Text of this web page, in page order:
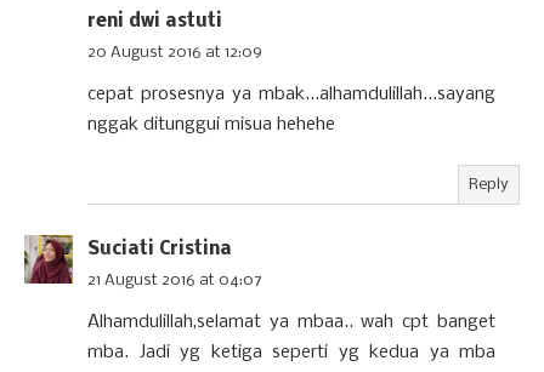
reni dwi astuti
20 August 2016 at 12:09
cepat prosesnya ya mbak...alhamdulillah...sayang
nggak ditunggui misua hehehe
Reply
Suciati Cristina
21 August 2016 at 04:07
Alhamdulillah,selamat ya mbaa.. wah cpt banget
mba. Jadi yg ketiga seperti yg kedua ya mba